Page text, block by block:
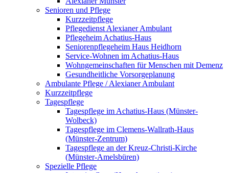
Senioren und Pflege
Kurzzeitpflege
Pflegedienst Alexianer Ambulant
Pflegeheim Achatius-Haus
Seniorenpflegeheim Haus Heidhorn
Service-Wohnen im Achatius-Haus
Wohngemeinschaften für Menschen mit Demenz
Gesundheitliche Vorsorgeplanung
Ambulante Pflege / Alexianer Ambulant
Kurzzeitpflege
Tagespflege
Tagespflege im Achatius-Haus (Münster-
Wolbeck)
Tagespflege im Clemens-Wallrath-Haus
(Münster-Zentrum)
Tagespflege an der Kreuz-Christi-Kirche
(Münster-Amelsbüren)
Spezielle Pflege